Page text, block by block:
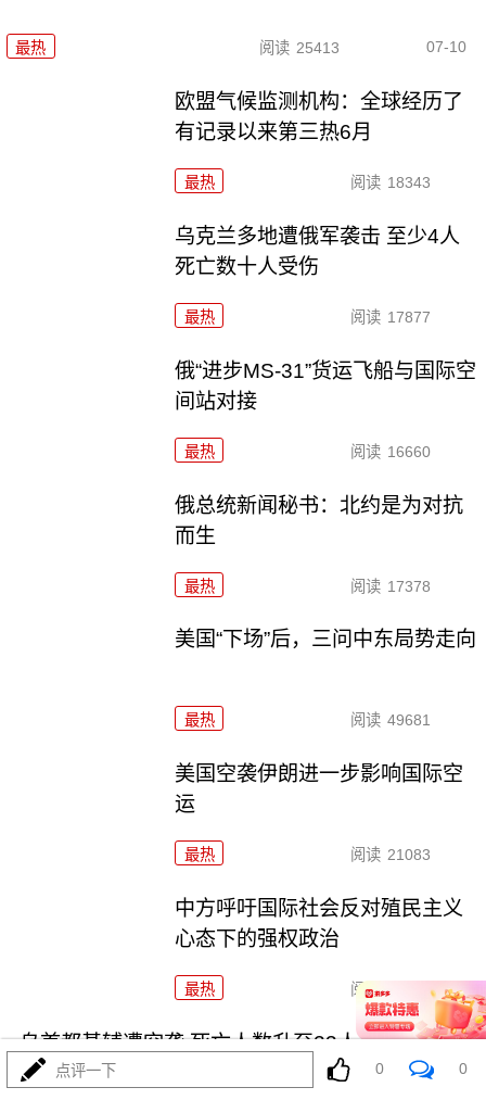
最热 阅读 25413 07-10
欧盟气候监测机构：全球经历了
有记录以来第三热6月
最热 阅读 18343
乌克兰多地遭俄军袭击 至少4人
死亡数十人受伤
最热 阅读 17877
俄“进步MS-31”货运飞船与国际空
间站对接
最热 阅读 16660
俄总统新闻秘书：北约是为对抗
而生
最热 阅读 17378
美国“下场”后，三问中东局势走向
最热 阅读 49681
美国空袭伊朗进一步影响国际空
运
最热 阅读 21083
中方呼吁国际社会反对殖民主义
心态下的强权政治
最热 阅读 18652
乌首都基辅遭空袭 死亡人数升至23人
点评一下 0 0